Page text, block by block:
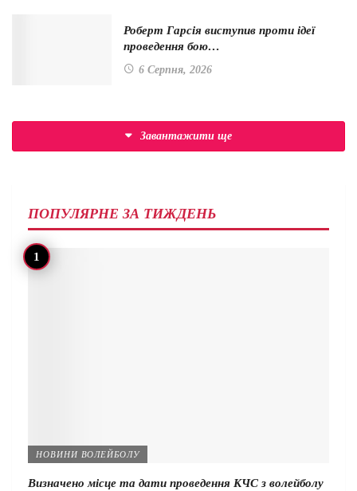
Роберт Гарсія виступив проти ідеї
проведення бою…
6 Серпня, 2026
Завантажити ще
ПОПУЛЯРНЕ ЗА ТИЖДЕНЬ
НОВИНИ ВОЛЕЙБОЛУ
Визначено місце та дати проведення КЧС з волейболу